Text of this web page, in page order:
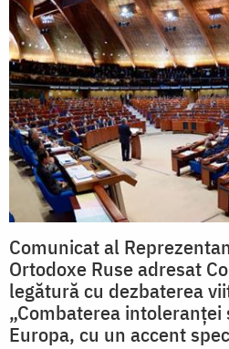
Comunicat al
Ortodoxe Ruse adresat
legătură cu dezbaterea
„Combaterea
Europa, cu un accent